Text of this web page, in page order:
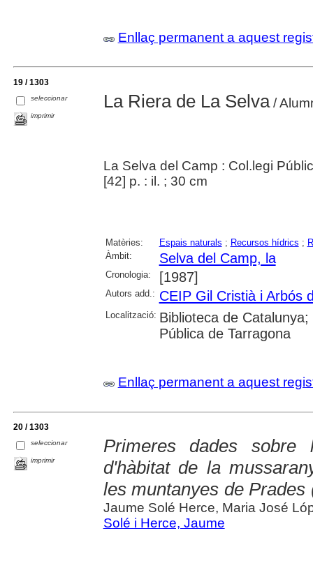
Enllaç permanent a aquest
19 / 1303
seleccionar
imprimir
La Riera de La Selva/
La Selva del Camp : Col.legi
[42] p. : il. ; 30 cm
Matèries: Espais naturals ; Recursos hídrics ;
Àmbit:
Selva del Camp, la
Cronologia: [1987]
Autors add.: CEIP Gil Cristià i Arbós
Localització: Biblioteca de
Pública de Tarragona
Enllaç permanent a aquest
20 / 1303
seleccionar
imprimir
Primeres dades
d'hàbitat de la
les muntanyes de
Jaume Solé Herce, Maria José
Solé i Herce, Jaume